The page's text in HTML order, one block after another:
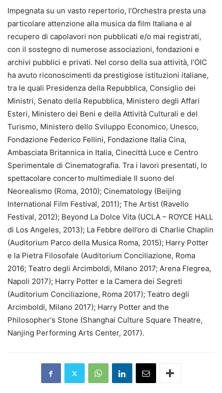
Impegnata su un vasto repertorio, l’Orchestra presta una
particolare attenzione alla musica da film Italiana e al
recupero di capolavori non pubblicati e/o mai registrati,
con il sostegno di numerose associazioni, fondazioni e
archivi pubblici e privati. Nel corso della sua attività, l’OIC
ha avuto riconoscimenti da prestigiose istituzioni italiane,
tra le quali Presidenza della Repubblica, Consiglio dei
Ministri, Senato della Repubblica, Ministero degli Affari
Esteri, Ministero dei Beni e della Attività Culturali e del
Turismo, Ministero dello Sviluppo Economico, Unesco,
Fondazione Federico Fellini, Fondazione Italia Cina,
Ambasciata Britannica in Italia, Cinecittà Luce e Centro
Sperimentale di Cinematografia. Tra i lavori presentati, lo
spettacolare concerto multimediale Il suono del
Neorealismo (Roma, 2010); Cinematology (Beijing
International Film Festival, 2011); The Artist (Ravello
Festival, 2012); Beyond La Dolce Vita (UCLA – ROYCE HALL
di Los Angeles, 2013); La Febbre dell’oro di Charlie Chaplin
(Auditorium Parco della Musica Roma, 2015); Harry Potter
e la Pietra Filosofale (Auditorium Conciliazione, Roma
2016; Teatro degli Arcimboldi, Milano 2017; Arena Flegrea,
Napoli 2017); Harry Potter e la Camera dei Segreti
(Auditorium Conciliazione, Roma 2017); Teatro degli
Arcimboldi, Milano 2017); Harry Potter and the
Philosopher‘s Stone (Shanghai Culture Square Theatre,
Nanjing Performing Arts Center, 2017).